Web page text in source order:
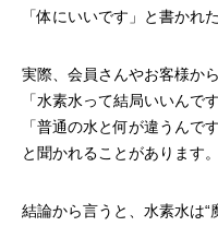
「体にいいです」と書かれ
実際、会員さんやお客様か
「水素水って結局いいんで
「普通の水と何が違うんで
と聞かれることがあります。
結論から言うと、水素水は“